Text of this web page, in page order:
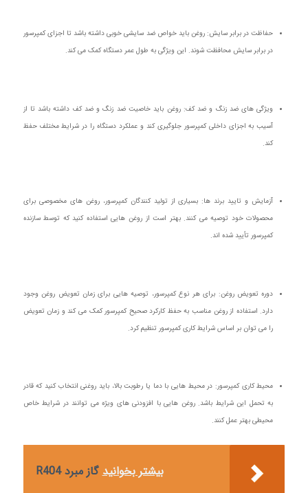
حفاظت در برابر سایش: روغن باید خواص ضد سایشی خوبی داشته باشد تا اجزای کمپرسور
در برابر سایش محافظت شوند. این ویژگی به طول عمر دستگاه کمک می‌ کند.
ویژگی‌ های ضد زنگ و ضد کف: روغن باید خاصیت ضد زنگ و ضد کف داشته باشد تا از
آسیب به اجزای داخلی کمپرسور جلوگیری کند و عملکرد دستگاه را در شرایط مختلف حفظ
کند.
آزمایش و تایید برند ها: بسیاری از تولید کنندگان کمپرسور، روغن‌ های مخصوصی برای
محصولات خود توصیه می‌ کنند. بهتر است از روغن‌ هایی استفاده کنید که توسط سازنده
کمپرسور تأیید شده‌ اند.
دوره تعویض روغن: برای هر نوع کمپرسور، توصیه‌ هایی برای زمان تعویض روغن وجود
دارد. استفاده از روغن مناسب به حفظ کارکرد صحیح کمپرسور کمک می‌ کند و زمان تعویض
را می‌ توان بر اساس شرایط کاری کمپرسور تنظیم کرد.
محیط کاری کمپرسور: در محیط‌ هایی با دما یا رطوبت بالا، باید روغنی انتخاب کنید که قادر
به تحمل این شرایط باشد. روغن‌ هایی با افزودنی‌ های ویژه می‌ توانند در شرایط خاص
محیطی بهتر عمل کنند.
بیشتر بخوانید گاز مبرد R404